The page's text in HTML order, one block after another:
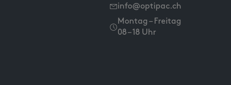
info@optipac.ch
Montag – Freitag
08 – 18 Uhr